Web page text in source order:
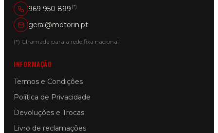
969 950 899 (*)
geral@motorin.pt
(*) Chamada para a rede fixa nacional
INFORMAÇÃO
Termos e Condições
Política de Privacidade
Devoluções e Trocas
Livro de reclamações